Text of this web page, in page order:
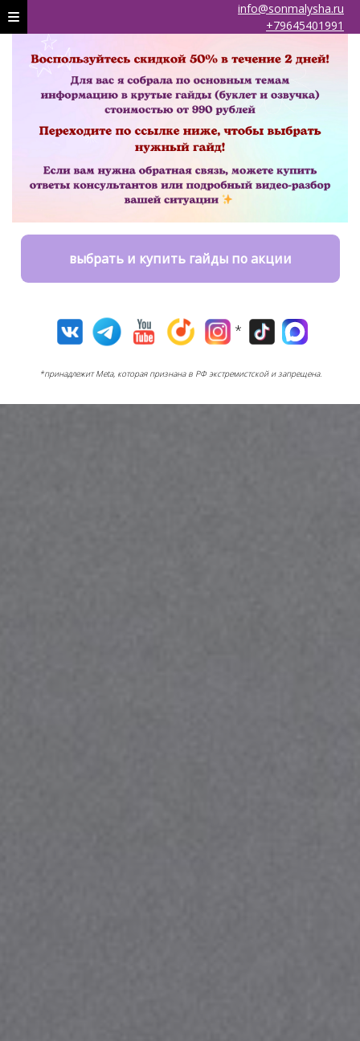
info@sonmalysha.ru
+79645401991
выбрать и купить гайды по акции
*
*принадлежит Meta, которая признана в РФ экстремистской и запрещена.